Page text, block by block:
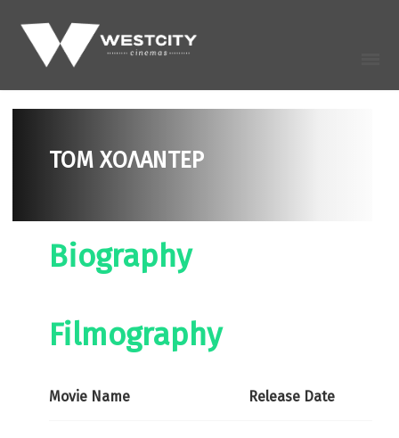
ΤΟΜ ΧΟΛΑΝΤΕΡ
Biography
Filmography
Movie Name Release Date